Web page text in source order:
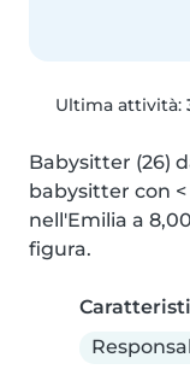
Ultima attività:
Babysitter (26)
babysitter con <
nell'Emilia a
figura.